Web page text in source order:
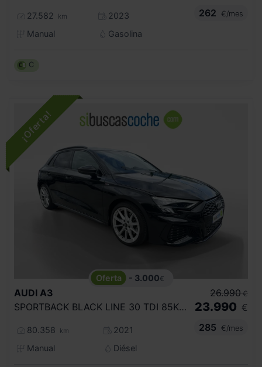
27.582 km
2023
Manual
Gasolina
262
€/mes
C
- 3.000€
AUDI A3
SPORTBACK BLACK LINE 30 TDI 85KW (116CV)
80.358 km
2021
Manual
Diésel
26.990 €
23.990 €
285
€/mes